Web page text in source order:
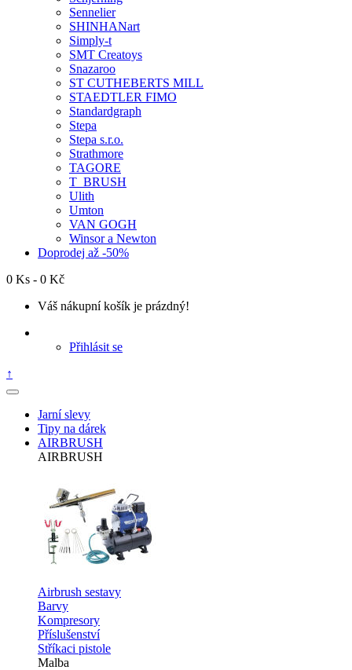
Sennelier
SHINHANart
Simply-t
SMT Creatoys
Snazaroo
ST CUTHEBERTS MILL
STAEDTLER FIMO
Standardgraph
Stepa
Stepa s.r.o.
Strathmore
TAGORE
T_BRUSH
Ulith
Umton
VAN GOGH
Winsor a Newton
Doprodej až -50%
0 Ks - 0 Kč
Váš nákupní košík je prázdný!
Přihlásit se
↑
Jarní slevy
Tipy na dárek
AIRBRUSH
AIRBRUSH
Airbrush sestavy
Barvy
Kompresory
Příslušenství
Stříkaci pistole
Malba